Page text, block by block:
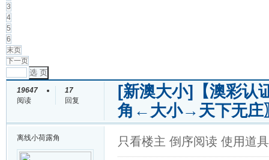
3
4
5
6
末页
下一页
选 页
19647
阅读
17
回复
[新澳大小]
【澳彩
角←大小→天下无
离线小荷露角 只看楼主 倒序阅读 使用道具